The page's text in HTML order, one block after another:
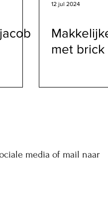
12 jul 2024
met brick
media of mail naar